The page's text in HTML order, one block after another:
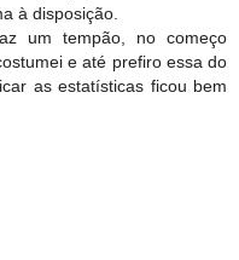
à disposição.
um tempão, no começo
e até prefiro essa do
as estatísticas ficou bem